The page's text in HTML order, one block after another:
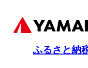
ふるさと納